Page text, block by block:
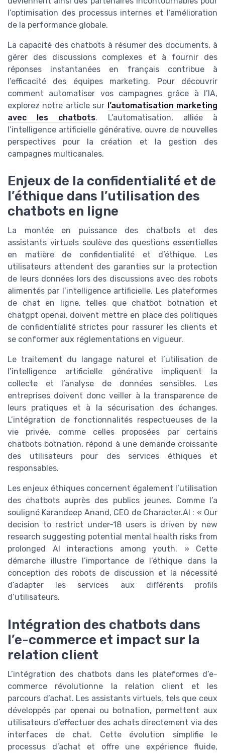
l’optimisation des processus internes et l’amélioration
de la performance globale.
La capacité des chatbots à résumer des documents, à
gérer des discussions complexes et à fournir des
réponses instantanées en français contribue à
l’efficacité des équipes marketing. Pour découvrir
comment automatiser vos campagnes grâce à l’IA,
explorez notre article sur l’automatisation marketing
avec les chatbots. L’automatisation, alliée à
l’intelligence artificielle générative, ouvre de nouvelles
perspectives pour la création et la gestion des
campagnes multicanales.
Enjeux de la confidentialité et de
l’éthique dans l’utilisation des
chatbots en ligne
La montée en puissance des chatbots et des
assistants virtuels soulève des questions essentielles
en matière de confidentialité et d’éthique. Les
utilisateurs attendent des garanties sur la protection
de leurs données lors des discussions avec des robots
alimentés par l’intelligence artificielle. Les plateformes
de chat en ligne, telles que chatbot botnation et
chatgpt openai, doivent mettre en place des politiques
de confidentialité strictes pour rassurer les clients et
se conformer aux réglementations en vigueur.
Le traitement du langage naturel et l’utilisation de
l’intelligence artificielle générative impliquent la
collecte et l’analyse de données sensibles. Les
entreprises doivent donc veiller à la transparence de
leurs pratiques et à la sécurisation des échanges.
L’intégration de fonctionnalités respectueuses de la
vie privée, comme celles proposées par certains
chatbots botnation, répond à une demande croissante
des utilisateurs pour des services éthiques et
responsables.
Les enjeux éthiques concernent également l’utilisation
des chatbots auprès des publics jeunes. Comme l’a
souligné Karandeep Anand, CEO de Character.AI : « Our
decision to restrict under-18 users is driven by new
research suggesting potential mental health risks from
prolonged AI interactions among youth. » Cette
démarche illustre l’importance de l’éthique dans la
conception des robots de discussion et la nécessité
d’adapter les services aux différents profils
d’utilisateurs.
Intégration des chatbots dans
l’e-commerce et impact sur la
relation client
L’intégration des chatbots dans les plateformes d’e-
commerce révolutionne la relation client et les
parcours d’achat. Les assistants virtuels, tels que ceux
développés par openai ou botnation, permettent aux
utilisateurs d’effectuer des achats directement via des
interfaces de chat. Cette évolution simplifie le
processus d’achat et offre une expérience fluide,